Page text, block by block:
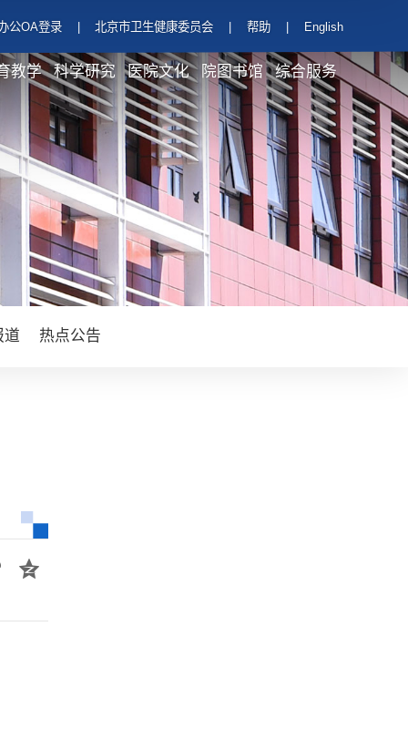
公OA登录 北京市卫生健康委员会 帮助 English
教学 科学研究 医院文化 院图书馆 综合服务
道 热点公告